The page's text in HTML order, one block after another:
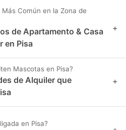
Común en la Zona de
de Apartamento & Casa
en Pisa
+
Mascotas en Pisa?
de Alquiler que
+
en Pisa?